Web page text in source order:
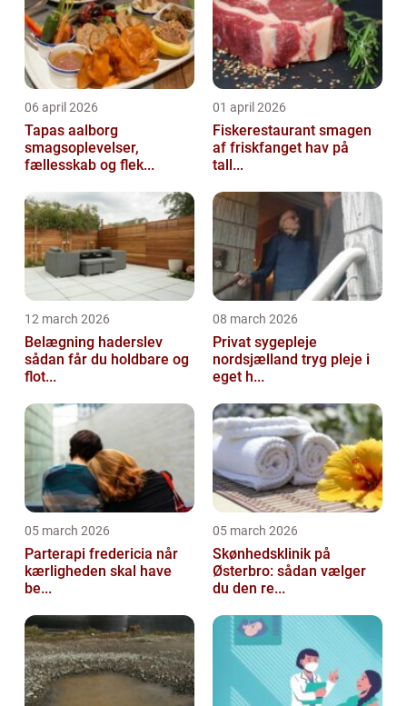
06 april 2026
Tapas aalborg
smagsoplevelser,
fællesskab og flek...
01 april 2026
Fiskerestaurant smagen
af friskfanget hav på
tall...
12 march 2026
Belægning haderslev
sådan får du holdbare og
flot...
08 march 2026
Privat sygepleje
nordsjælland tryg pleje i
eget h...
05 march 2026
Parterapi fredericia når
kærligheden skal have
be...
05 march 2026
Skønhedsklinik på
Østerbro: sådan vælger
du den re...